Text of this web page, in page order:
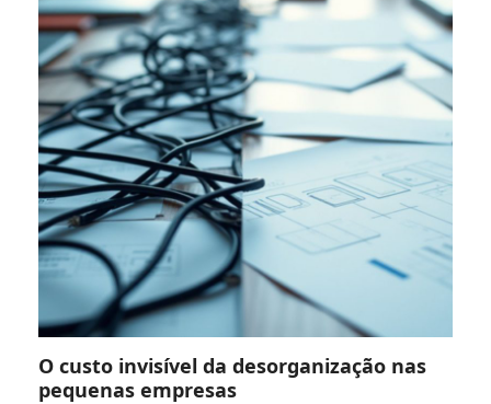
O custo invisível da desorganização nas
pequenas empresas